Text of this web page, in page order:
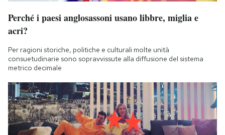
Perché i paesi anglosassoni usano libbre, miglia e
acri?
Per ragioni storiche, politiche e culturali molte unità
consuetudinarie sono sopravvissute alla diffusione del sistema
metrico decimale